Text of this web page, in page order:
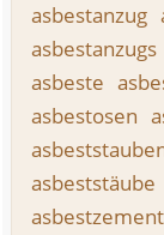
asbestanzug
asbestanzugs
asbeste
asbestosen
asbeststäube